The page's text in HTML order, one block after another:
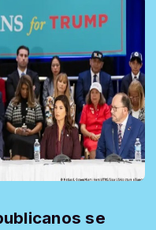
se